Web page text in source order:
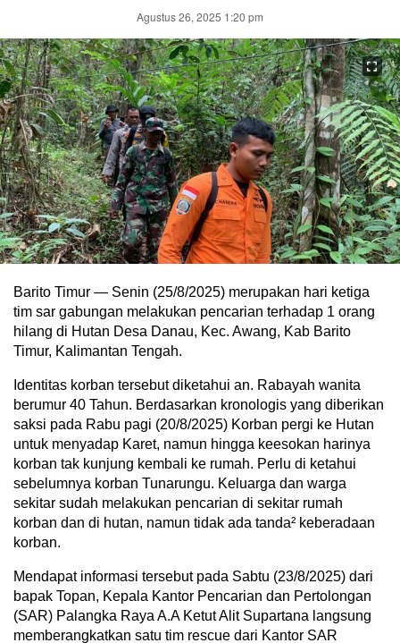
Agustus 26, 2025 1:20 pm
Barito Timur — Senin (25/8/2025) merupakan hari ketiga
tim sar gabungan melakukan pencarian terhadap 1 orang
hilang di Hutan Desa Danau, Kec. Awang, Kab Barito
Timur, Kalimantan Tengah.
Identitas korban tersebut diketahui an. Rabayah wanita
berumur 40 Tahun. Berdasarkan kronologis yang diberikan
saksi pada Rabu pagi (20/8/2025) Korban pergi ke Hutan
untuk menyadap Karet, namun hingga keesokan harinya
korban tak kunjung kembali ke rumah. Perlu di ketahui
sebelumnya korban Tunarungu. Keluarga dan warga
sekitar sudah melakukan pencarian di sekitar rumah
korban dan di hutan, namun tidak ada tanda² keberadaan
korban.
Mendapat informasi tersebut pada Sabtu (23/8/2025) dari
bapak Topan, Kepala Kantor Pencarian dan Pertolongan
(SAR) Palangka Raya A.A Ketut Alit Supartana langsung
memberangkatkan satu tim rescue dari Kantor SAR